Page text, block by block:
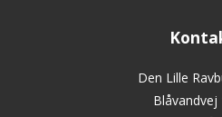
Den Lille
Blåvandvej